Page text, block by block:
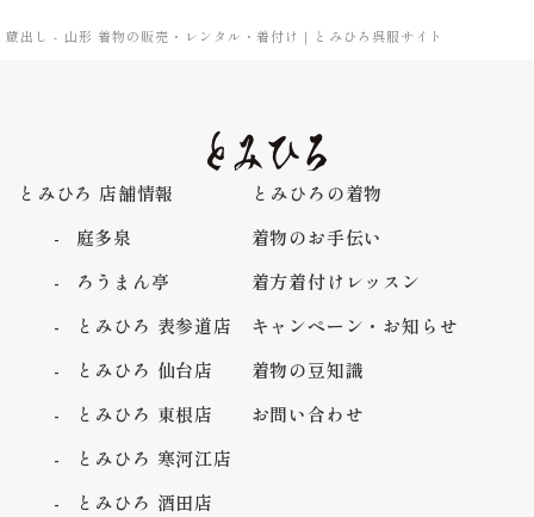
蔵出し - 山形 着物の販売・レンタル・着付け｜とみひろ呉服サイト
とみひろ 店舗情報
庭多泉
ろうまん亭
とみひろ 表参道店
とみひろ 仙台店
とみひろ 東根店
とみひろ 寒河江店
とみひろ 酒田店
とみひろの着物
着物のお手伝い
着方着付けレッスン
キャンペーン・お知らせ
着物の豆知識
お問い合わせ